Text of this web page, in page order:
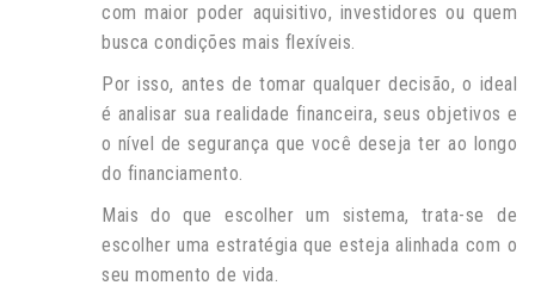
com maior poder aquisitivo, investidores ou quem
busca condições mais flexíveis.
Por isso, antes de tomar qualquer decisão, o ideal
é analisar sua realidade financeira, seus objetivos e
o nível de segurança que você deseja ter ao longo
do financiamento.
Mais do que escolher um sistema, trata-se de
escolher uma estratégia que esteja alinhada com o
seu momento de vida.